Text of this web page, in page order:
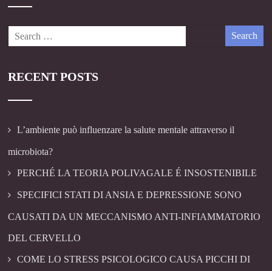
RECENT POSTS
L’ambiente può influenzare la salute mentale attraverso il
microbiota?
PERCHÉ LA TEORIA POLIVAGALE É INSOSTENIBILE
SPECIFICI STATI DI ANSIA E DEPRESSIONE SONO
CAUSATI DA UN MECCANISMO ANTI-INFIAMMATORIO
DEL CERVELLO
COME LO STRESS PSICOLOGICO CAUSA PICCHI DI